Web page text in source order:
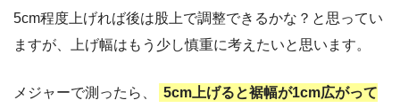
5cm程度上げれば後は股上で調整できるかな？と思ってい
ますが、上げ幅はもう少し慎重に考えたいと思います。
メジャーで測ったら、
5cm上げると裾幅が1cm広がって